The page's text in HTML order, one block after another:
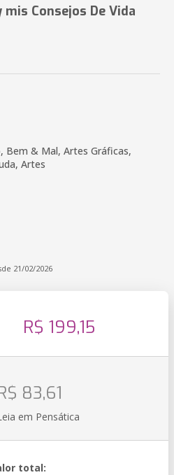
Consejos De Vida
& Mal, Artes Gráficas,
Artes
21/02/2026
R$ 199,15
83,61
em Pensática
total: